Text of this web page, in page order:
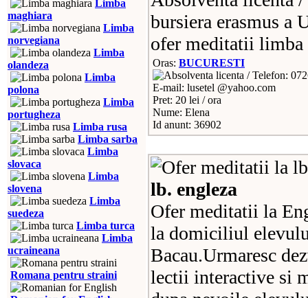
Limba
maghiara
Limba
norvegiana
Limba
olandeza
Limba
polona
Limba
portugheza
Limba rusa
Limba sarba
Limba
slovaca
Limba
slovena
Limba
suedeza
Limba turca
Limba
ucraineana
Romana pentru straini
bursiera erasmus a
ofer meditatii limba
Oras: BUCURESTI
Telefon:
E-mail: lusetel @yahoo.com
Pret: 20 lei / ora
Nume: Elena
Id anunt: 36902
lb. engleza
Ofer meditatii la
la domiciliul
Bacau.Urmaresc
lectii interactive si